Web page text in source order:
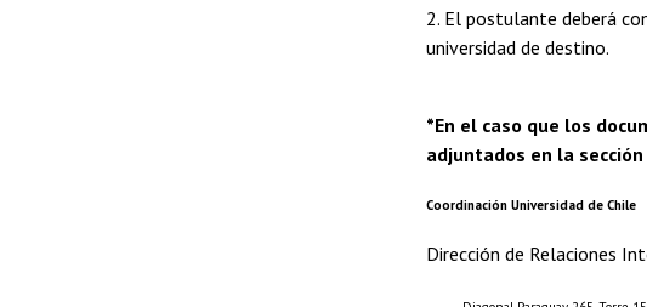
2. El postulante deberá
universidad de destino.
*En el caso que los
adjuntados en la
Coordinación Universidad de Chile
Dirección de Relaciones